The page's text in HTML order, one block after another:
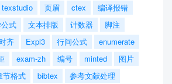
texstudio 页眉 ctex
编译报错
式 文本排版 计数器
脚注
齐 Expl3 行间公式
enumerate
exam-zh 编号 minted
图片
节格式 bibtex
参考文献处理